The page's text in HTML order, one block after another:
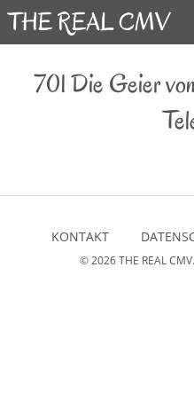
701 Die Geier
KONTAKT
© 2026THE REAL CMV